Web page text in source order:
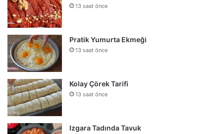
13 saat önce
Pratik Yumurta Ekmeği
13 saat önce
Kolay Çörek Tarifi
13 saat önce
Izgara Tadında Tavuk